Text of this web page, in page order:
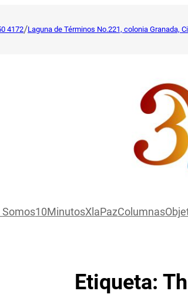
4172/Laguna de Términos No.221, colonia Granada,
10MinutosXlaPazColumnas
Etiqueta: